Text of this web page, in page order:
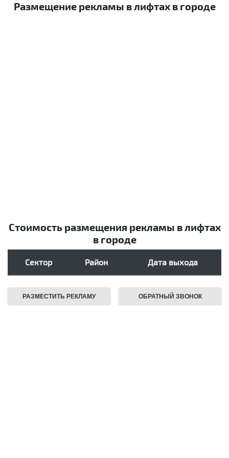
Размещение рекламы в лифтах в городе
Стоимость размещения рекламы в лифтах
в городе
Сектор Район Дата выхода
РАЗМЕСТИТЬ РЕКЛАМУ ОБРАТНЫЙ ЗВОНОК